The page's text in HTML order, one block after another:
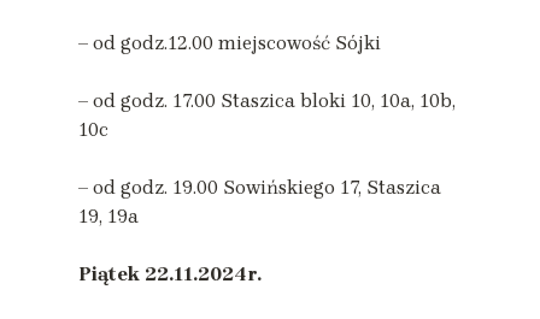
– od godz.12.00 miejscowość Sójki
– od godz. 17.00 Staszica bloki 10, 10a, 10b,
10c
– od godz. 19.00 Sowińskiego 17, Staszica
19, 19a
Piątek 22.11.2024r.